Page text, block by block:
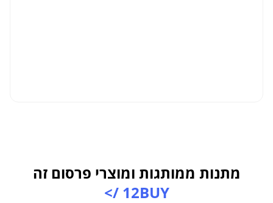
מתנות ממותגות ומוצרי פרסום זה
12BUY />